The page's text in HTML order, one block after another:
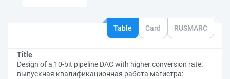
Table Card RUSMARC
Title
Design of a 10-bit pipeline DAC with higher conversion rate:
выпускная квалификационная работа магистра: